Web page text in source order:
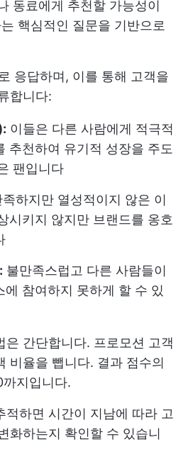
동료에게 추천할 가능성이
핵심적인 질문을 기반으로
응답하며, 이를 통해 고객을
합니다:
이들은 다른 사람에게 적극적
추천하여 유기적 성장을 주도
팬입니다
족하지만 열성적이지 않은 이
시키지 않지만 브랜드를 옹호
불만족스럽고 다른 사람들이
에 참여하지 못하게 할 수 있
은 간단합니다. 프로모션 고객
비율을 뺍니다. 결과 점수의
지입니다.
적하면 시간이 지남에 따라 고
화하는지 확인할 수 있습니